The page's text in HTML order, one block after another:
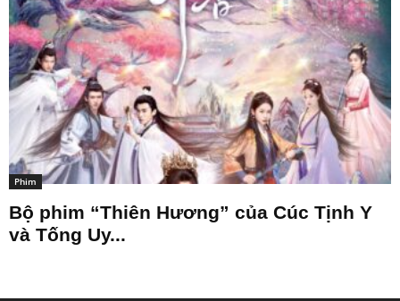
Phim
Bộ phim “Thiên Hương” của Cúc Tịnh Y
và Tống Uy...